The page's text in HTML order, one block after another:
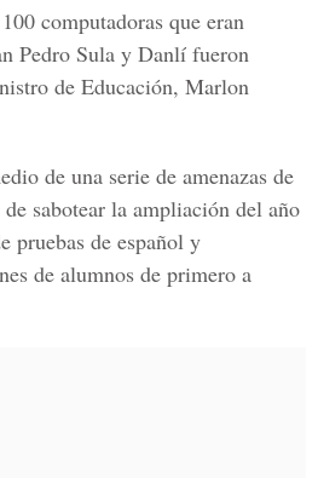
computadoras que eran
Pedro Sula y Danlí fueron
de Educación, Marlon
de una serie de amenazas de
sabotear la ampliación del año
pruebas de español y
de alumnos de primero a